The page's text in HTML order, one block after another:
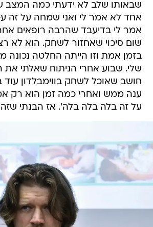
שבאותו שלב לא ידעתי כמה המצב
אחד לא אמר לי ואני שמחה על זה
אמר לי בדיעבד שהרבה רופאים
שום סיכוי שאחזור לשחק. הוא לא
בזמן אמת וזו הייתה החלטה נכונה
שלי. שבוע אחרי הניתוח שאלתי את
ענה ממש ואחרי כמה זמן הוא רק
על זה בלה בלה בלה'. אז הבנתי